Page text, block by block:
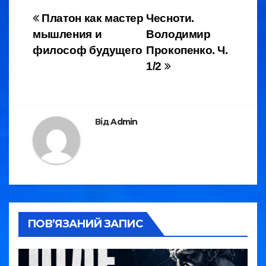
e
b
o
er
gr
m
e
Навігація
записів
Чесноти.
Володимир
Прокопенко. Ч.
1/2
Платон как мастер
мышления и
философ будущего
ВідAdmin
ПОВ’ЯЗАНИЙ ЗАПИС